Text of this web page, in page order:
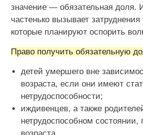
значение — обязательная доля.
частенько вызывает
которые планируют оспорить
Право получить обязательную
детей умершего вне
возраста, если они имеют
нетрудоспособности;
иждивенцев, а также
нетрудоспособном состоянии,